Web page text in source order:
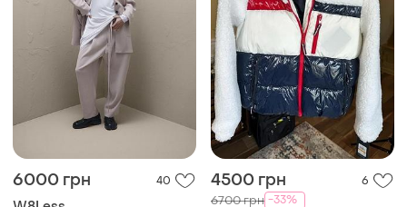
6000 грн
Костюм піджак без лацканів
брюки w8less, цвет
бежевый
40 / L / 48 і ще 1
4500 грн 6
6700 грн -33%
Tommy Hilfiger
Оригінальна зимова куртка
tommy hilfiger teddy sherpa
L